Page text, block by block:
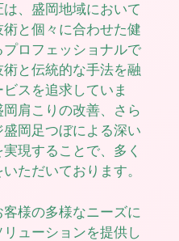
、盛岡地域において
と個々に合わせた健
ロフェッショナルで
と伝統的な手法を融
スを追求していま
肩こりの改善、さら
岡足つぼによる深い
現することで、多く
ただいております。
様の多様なニーズに
ューションを提供し